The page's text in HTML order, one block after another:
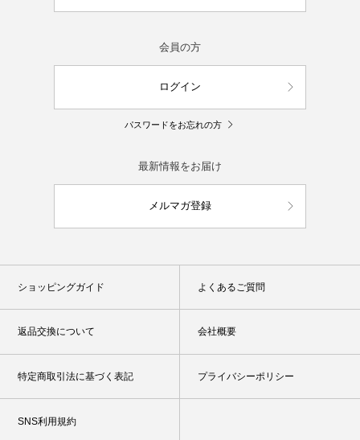
会員の方
ログイン
パスワードをお忘れの方
最新情報をお届け
メルマガ登録
ショッピングガイド よくあるご質問
返品交換について 会社概要
特定商取引法に基づく表記 プライバシーポリシー
SNS利用規約